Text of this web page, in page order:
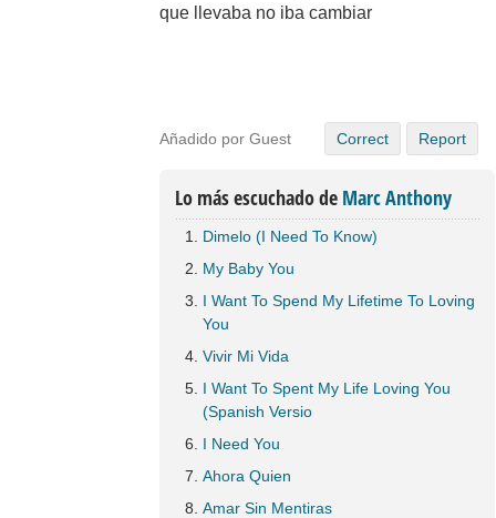
que llevaba no iba cambiar
Añadido por Guest Correct Report
Lo más escuchado de Marc Anthony
Dimelo (I Need To Know)
My Baby You
I Want To Spend My Lifetime To Loving
You
Vivir Mi Vida
I Want To Spent My Life Loving You
(Spanish Versio
I Need You
Ahora Quien
Amar Sin Mentiras